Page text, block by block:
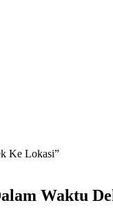
Ke Lokasi”
Waktu